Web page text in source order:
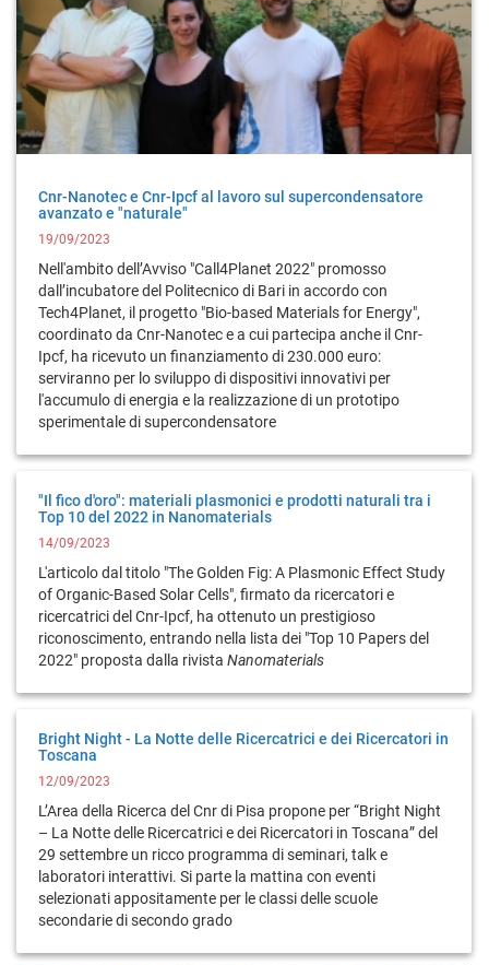
Cnr-Nanotec e Cnr-Ipcf al lavoro sul supercondensatore
avanzato e "naturale"
19/09/2023
Nell'ambito dell’Avviso "Call4Planet 2022" promosso
dall’incubatore del Politecnico di Bari in accordo con
Tech4Planet, il progetto "Bio-based Materials for Energy",
coordinato da Cnr-Nanotec e a cui partecipa anche il Cnr-
Ipcf, ha ricevuto un finanziamento di 230.000 euro:
serviranno per lo sviluppo di dispositivi innovativi per
l'accumulo di energia e la realizzazione di un prototipo
sperimentale di supercondensatore
"Il fico d'oro": materiali plasmonici e prodotti naturali tra i
Top 10 del 2022 in Nanomaterials
14/09/2023
L'articolo dal titolo "The Golden Fig: A Plasmonic Effect Study
of Organic-Based Solar Cells", firmato da ricercatori e
ricercatrici del Cnr-Ipcf, ha ottenuto un prestigioso
riconoscimento, entrando nella lista dei "Top 10 Papers del
2022" proposta dalla rivista Nanomaterials
Bright Night - La Notte delle Ricercatrici e dei Ricercatori in
Toscana
12/09/2023
L’Area della Ricerca del Cnr di Pisa propone per “Bright Night
– La Notte delle Ricercatrici e dei Ricercatori in Toscana” del
29 settembre un ricco programma di seminari, talk e
laboratori interattivi. Si parte la mattina con eventi
selezionati appositamente per le classi delle scuole
secondarie di secondo grado